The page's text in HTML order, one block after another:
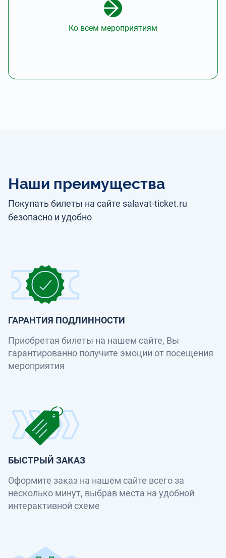
Ко всем мероприятиям
Наши преимущества
Покупать билеты на сайте salavat-ticket.ru
безопасно и удобно
ГАРАНТИЯ ПОДЛИННОСТИ
Приобретая билеты на нашем сайте, Вы
гарантированно получите эмоции от посещения
мероприятия
БЫСТРЫЙ ЗАКАЗ
Оформите заказ на нашем сайте всего за
несколько минут, выбрав места на удобной
интерактивной схеме